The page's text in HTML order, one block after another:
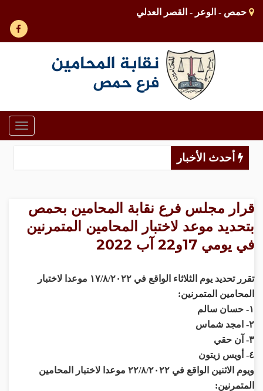
حمص - الوعر - القصر العدلي
أحدث الأخبار
قرار مجلس فرع نقابة المحامين بحمص
بتحديد موعد لاختبار المحامين المتمرنين
في يومي 17و22 آب 2022
تقرر تحديد يوم الثلاثاء الواقع في ١٧/٨/٢٠٢٢ موعدا لاختبار
المحامين المتمرنين:
١- حسان سالم
٢- امجد شماس
٣- آن حقي
٤- أويس زيتون
ويوم الاثنين الواقع في ٢٢/٨/٢٠٢٢ موعدا لاختبار المحامين
المتمرنين: